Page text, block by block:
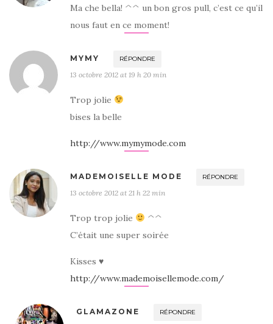
Ma che bella! ^^ un bon gros pull, c’est ce qu’il
nous faut en ce moment!
MYMY RÉPONDRE
13 octobre 2012 at 19 h 20 min
Trop jolie
bises la belle
http://www.mymymode.com
MADEMOISELLE MODE RÉPONDRE
13 octobre 2012 at 21 h 22 min
Trop trop jolie
^^
C’était une super soirée
Kisses ♥
http://www.mademoisellemode.com/
GLAMAZONE RÉPONDRE